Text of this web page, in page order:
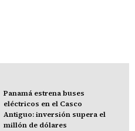
Panamá estrena buses
eléctricos en el Casco
Antiguo: inversión supera el
millón de dólares